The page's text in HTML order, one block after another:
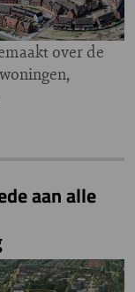
over de
aan alle